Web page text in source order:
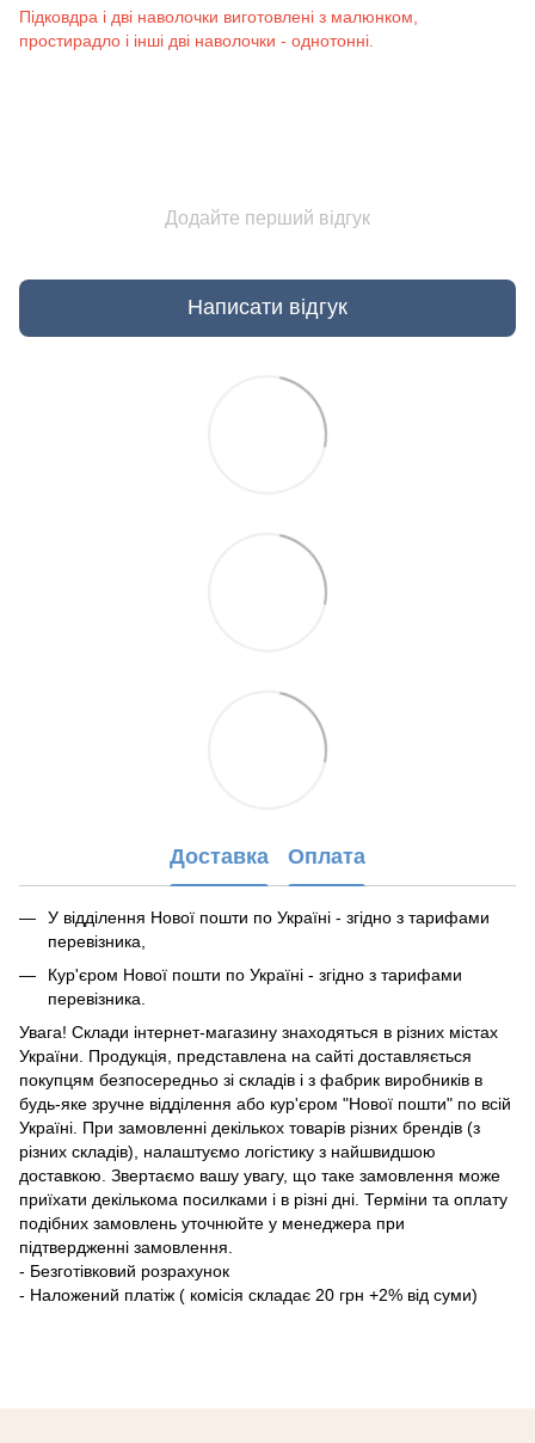
Підковдра і дві наволочки виготовлені з малюнком,
простирадло і інші дві наволочки - однотонні.
Додайте перший відгук
Написати відгук
Доставка Оплата
У відділення Нової пошти по Україні - згідно з тарифами
перевізника,
Кур'єром Нової пошти по Україні - згідно з тарифами
перевізника.
Увага! Склади інтернет-магазину знаходяться в різних містах
України. Продукція, представлена ​​на сайті доставляється
покупцям безпосередньо зі складів і з фабрик виробників в
будь-яке зручне відділення або кур'єром "Нової пошти" по всій
Україні. При замовленні декількох товарів різних брендів (з
різних складів), налаштуємо логістику з найшвидшою
доставкою. Звертаємо вашу увагу, що таке замовлення може
приїхати декількома посилками і в різні дні. Терміни та оплату
подібних замовлень уточнюйте у менеджера при
підтвердженні замовлення.
- Безготівковий розрахунок
- Наложений платіж ( комісія складає 20 грн +2% від суми)